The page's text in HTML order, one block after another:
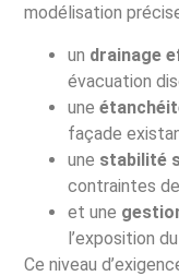
modélisation
un drainage
évacuation
une
façade
une stabilité
contraintes
et une
l’exposition
Ce niveau